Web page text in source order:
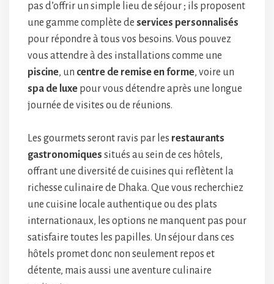
pas d’offrir un simple lieu de séjour ; ils proposent
une gamme complète de services personnalisés
pour répondre à tous vos besoins. Vous pouvez
vous attendre à des installations comme une
piscine, un centre de remise en forme, voire un
spa de luxe pour vous détendre après une longue
journée de visites ou de réunions.
Les gourmets seront ravis par les restaurants
gastronomiques situés au sein de ces hôtels,
offrant une diversité de cuisines qui reflètent la
richesse culinaire de Dhaka. Que vous recherchiez
une cuisine locale authentique ou des plats
internationaux, les options ne manquent pas pour
satisfaire toutes les papilles. Un séjour dans ces
hôtels promet donc non seulement repos et
détente, mais aussi une aventure culinaire